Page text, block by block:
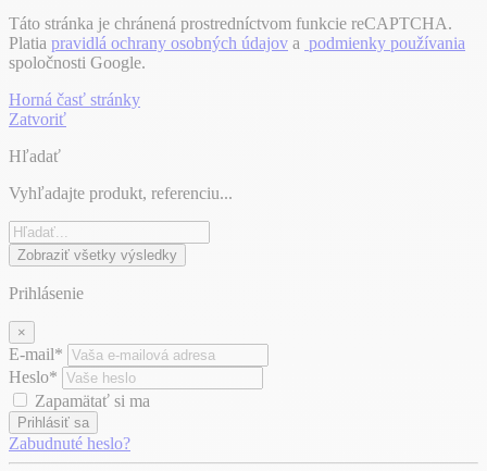
Táto stránka je chránená prostredníctvom funkcie reCAPTCHA.
Platia pravidlá ochrany osobných údajov a podmienky používania
spoločnosti Google.
Horná časť stránky
Zatvoriť
Hľadať
Vyhľadajte produkt, referenciu...
Zobraziť všetky výsledky
Prihlásenie
×
E-mail*
Heslo*
Zapamätať si ma
Prihlásiť sa
Zabudnuté heslo?